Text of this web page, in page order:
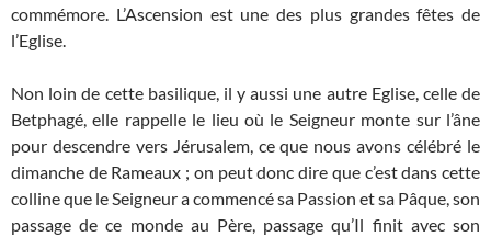
commémore. L’Ascension est une des plus grandes fêtes de
l’Eglise.
Non loin de cette basilique, il y aussi une autre Eglise, celle de
Betphagé, elle rappelle le lieu où le Seigneur monte sur l’âne
pour descendre vers Jérusalem, ce que nous avons célébré le
dimanche de Rameaux ; on peut donc dire que c’est dans cette
colline que le Seigneur a commencé sa Passion et sa Pâque, son
passage de ce monde au Père, passage qu’Il finit avec son